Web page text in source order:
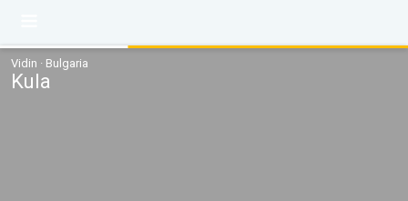
Vidin · Bulgaria
Kula